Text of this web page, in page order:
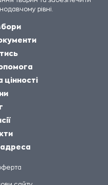
рівні.
цінності